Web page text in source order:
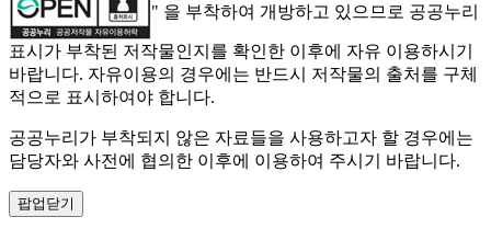
" 을 부착하여 개방하고 있으므로 공공누리
표시가 부착된 저작물인지를 확인한 이후에 자유 이용하시기
바랍니다. 자유이용의 경우에는 반드시 저작물의 출처를 구체
적으로 표시하여야 합니다.
공공누리가 부착되지 않은 자료들을 사용하고자 할 경우에는
담당자와 사전에 협의한 이후에 이용하여 주시기 바랍니다.
팝업닫기